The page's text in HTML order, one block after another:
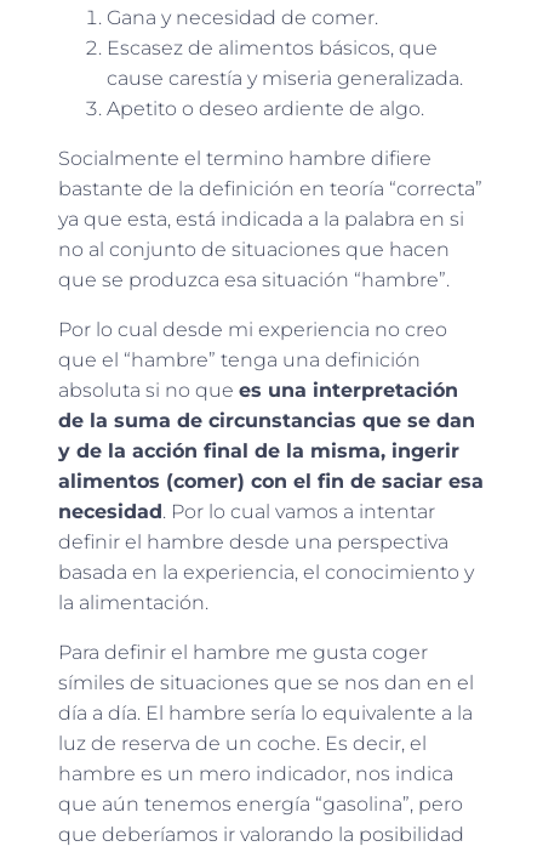
Gana y necesidad de comer.
Escasez de alimentos básicos, que
cause carestía y miseria generalizada.
Apetito o deseo ardiente de algo.
Socialmente el termino hambre difiere
bastante de la definición en teoría “correcta”
ya que esta, está indicada a la palabra en si
no al conjunto de situaciones que hacen
que se produzca esa situación “hambre”.
Por lo cual desde mi experiencia no creo
que el “hambre” tenga una definición
absoluta si no que es una interpretación
de la suma de circunstancias que se dan
y de la acción final de la misma, ingerir
alimentos (comer) con el fin de saciar esa
necesidad . Por lo cual vamos a intentar
definir el hambre desde una perspectiva
basada en la experiencia, el conocimiento y
la alimentación.
Para definir el hambre me gusta coger
símiles de situaciones que se nos dan en el
día a día. El hambre sería lo equivalente a la
luz de reserva de un coche. Es decir, el
hambre es un mero indicador, nos indica
que aún tenemos energía “gasolina”, pero
que deberíamos ir valorando la posibilidad